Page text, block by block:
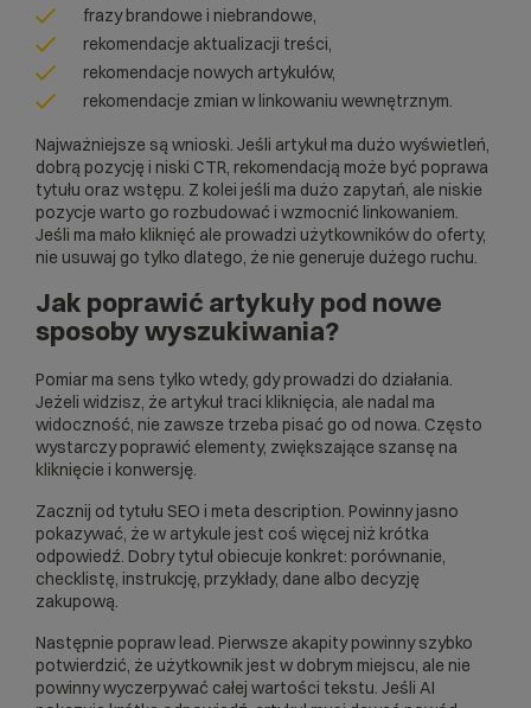
frazy brandowe i niebrandowe,
rekomendacje aktualizacji treści,
rekomendacje nowych artykułów,
rekomendacje zmian w linkowaniu wewnętrznym.
Najważniejsze są wnioski. Jeśli artykuł ma dużo wyświetleń,
dobrą pozycję i niski CTR, rekomendacją może być poprawa
tytułu oraz wstępu. Z kolei jeśli ma dużo zapytań, ale niskie
pozycje warto go rozbudować i wzmocnić linkowaniem.
Jeśli ma mało kliknięć ale prowadzi użytkowników do oferty,
nie usuwaj go tylko dlatego, że nie generuje dużego ruchu.
Jak poprawić artykuły pod nowe
sposoby wyszukiwania?
Pomiar ma sens tylko wtedy, gdy prowadzi do działania.
Jeżeli widzisz, że artykuł traci kliknięcia, ale nadal ma
widoczność, nie zawsze trzeba pisać go od nowa. Często
wystarczy poprawić elementy, zwiększające szansę na
kliknięcie i konwersję.
Zacznij od tytułu SEO i meta description. Powinny jasno
pokazywać, że w artykule jest coś więcej niż krótka
odpowiedź. Dobry tytuł obiecuje konkret: porównanie,
checklistę, instrukcję, przykłady, dane albo decyzję
zakupową.
Następnie popraw lead. Pierwsze akapity powinny szybko
potwierdzić, że użytkownik jest w dobrym miejscu, ale nie
powinny wyczerpywać całej wartości tekstu. Jeśli AI